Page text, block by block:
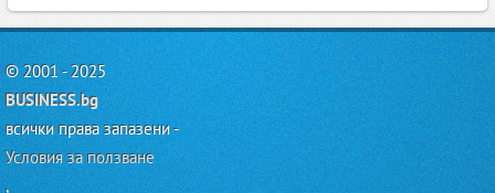
© 2001 - 2025
BUSINESS.bg
всички права запазени -
Условия за ползване
,